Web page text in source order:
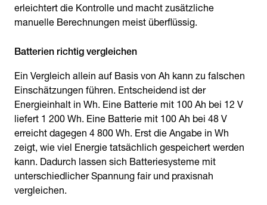
erleichtert die Kontrolle und macht zusätzliche
manuelle Berechnungen meist überflüssig.
Batterien richtig vergleichen
Ein Vergleich allein auf Basis von Ah kann zu falschen
Einschätzungen führen. Entscheidend ist der
Energieinhalt in Wh. Eine Batterie mit 100 Ah bei 12 V
liefert 1 200 Wh. Eine Batterie mit 100 Ah bei 48 V
erreicht dagegen 4 800 Wh. Erst die Angabe in Wh
zeigt, wie viel Energie tatsächlich gespeichert werden
kann. Dadurch lassen sich Batteriesysteme mit
unterschiedlicher Spannung fair und praxisnah
vergleichen.